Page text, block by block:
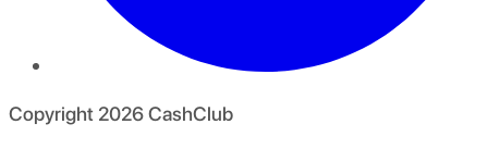
Copyright 2026CashClub